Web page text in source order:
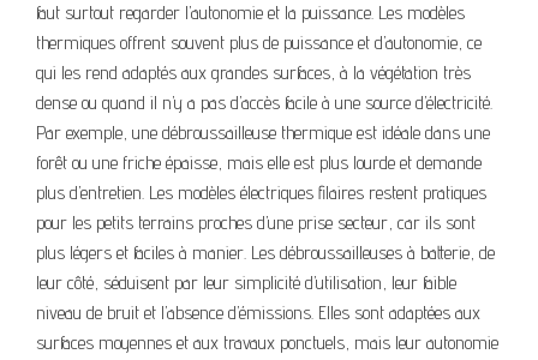
faut surtout regarder l’autonomie et la puissance. Les modèles
thermiques offrent souvent plus de puissance et d’autonomie, ce
qui les rend adaptés aux grandes surfaces, à la végétation très
dense ou quand il n’y a pas d’accès facile à une source d’électricité.
Par exemple, une débroussailleuse thermique est idéale dans une
forêt ou une friche épaisse, mais elle est plus lourde et demande
plus d’entretien. Les modèles électriques filaires restent pratiques
pour les petits terrains proches d’une prise secteur, car ils sont
plus légers et faciles à manier. Les débroussailleuses à batterie, de
leur côté, séduisent par leur simplicité d’utilisation, leur faible
niveau de bruit et l’absence d’émissions. Elles sont adaptées aux
surfaces moyennes et aux travaux ponctuels, mais leur autonomie